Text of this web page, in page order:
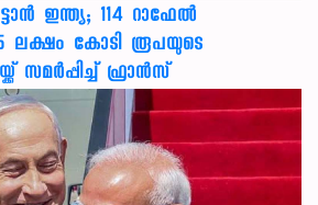
ഇന്ത്യ; 114 റാഫേൽ
ലക്ഷം കോടി രൂപയുടെ
സമർപ്പിച്ച് ഫ്രാൻസ്